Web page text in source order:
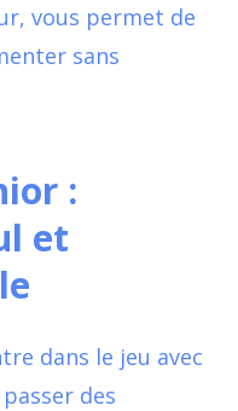
vous permet de
sans
:
et
dans le jeu avec
des